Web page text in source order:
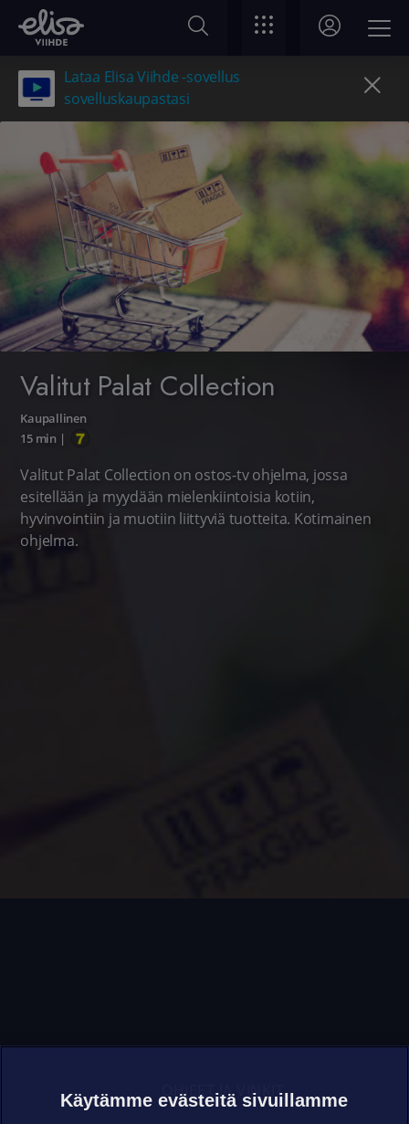
Lataa Elisa Viihde -sovellus
sovelluskaupastasi
Valitut Palat Collection
Kaupallinen
15 min |
Valitut Palat Collection on ostos-tv ohjelma, jossa
esitellään ja myydään mielenkiintoisia kotiin,
hyvinvointiin ja muotiin liittyviä tuotteita. Kotimainen
ohjelma.
OHJEET JA VINKIT
Käytämme evästeitä sivuillamme